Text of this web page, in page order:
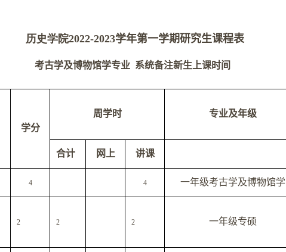
历史学院2022-2023学年第一学期研究生课程表
考古学及博物馆学专业 系统备注新生上课时间
学分
周学时 专业及年级
合计 网上 讲课
4 4 一年级考古学及博物馆学
2 2 2 一年级专硕